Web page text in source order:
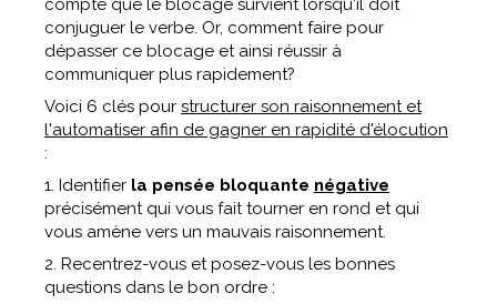
compte que le blocage survient lorsqu'il doit
conjuguer le verbe. Or, comment faire pour
dépasser ce blocage et ainsi réussir à
communiquer plus rapidement?
Voici 6 clés pour structurer son raisonnement et
l'automatiser afin de gagner en rapidité d'élocution
:
1. Identifier la pensée bloquante négative
précisément qui vous fait tourner en rond et qui
vous amène vers un mauvais raisonnement.
2. Recentrez-vous et posez-vous les bonnes
questions dans le bon ordre :